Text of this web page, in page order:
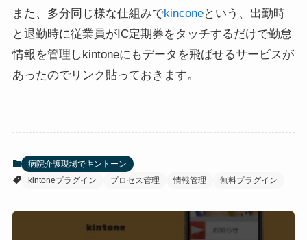
また、多分同じ様な仕組みでkinconeという、出勤時
と退勤時に従業員がIC定期券をタッチするだけで勤怠
情報を管理しkintoneにもデータを飛ばせるサービスが
あったのでリンク貼っておきます。
病院介護現場でキントーン
kintoneプラグイン
プロセス管理 情報管理 無料プラグイン